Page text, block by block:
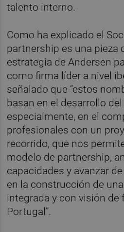
talento interno.
Como ha explicado el
partnership es una pieza
estrategia de Andersen
como firma líder a nivel
señalado que “estos
basan en el desarrollo
especialmente, en el
profesionales con un
recorrido, que nos
modelo de partnership,
capacidades y avanzar
en la construcción de
integrada y con visión de
Portugal”.